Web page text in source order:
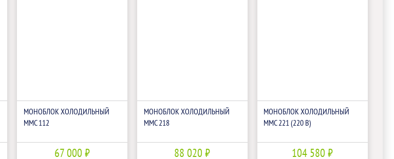
МОНОБЛОК ХОЛОДИЛЬНЫЙ
ММС 112
67 000 ₽
МОНОБЛОК ХОЛОДИЛЬНЫЙ
ММС 218
88 020 ₽
МОНОБЛОК ХОЛОДИЛЬНЫЙ
ММС 221 (220 В)
104 580 ₽